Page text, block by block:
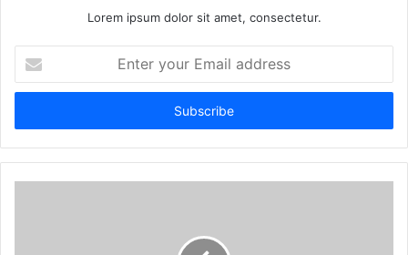
Lorem ipsum dolor sit amet, consectetur.
your
Email